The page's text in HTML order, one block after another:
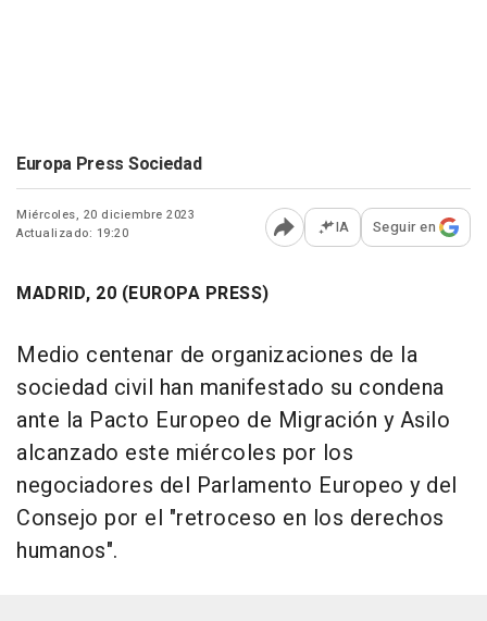
Europa Press Sociedad
Miércoles, 20 diciembre 2023
Actualizado: 19:20
Abrir opciones para
IA Seguir en
MADRID, 20 (EUROPA PRESS)
Medio centenar de organizaciones de la
sociedad civil han manifestado su condena
ante la Pacto Europeo de Migración y Asilo
alcanzado este miércoles por los
negociadores del Parlamento Europeo y del
Consejo por el "retroceso en los derechos
humanos".